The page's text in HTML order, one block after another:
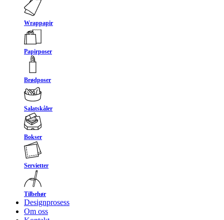
Wrappapir
Papirposer
Brødposer
Salatskåler
Bokser
Servietter
Tilbehør
Designprosess
Om oss